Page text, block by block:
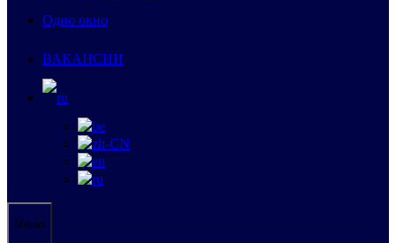
Одно окно
ВАКАНСИИ
Меню